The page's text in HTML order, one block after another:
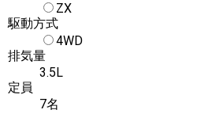
ZX
駆動方式
4WD
排気量
3.5L
定員
7名